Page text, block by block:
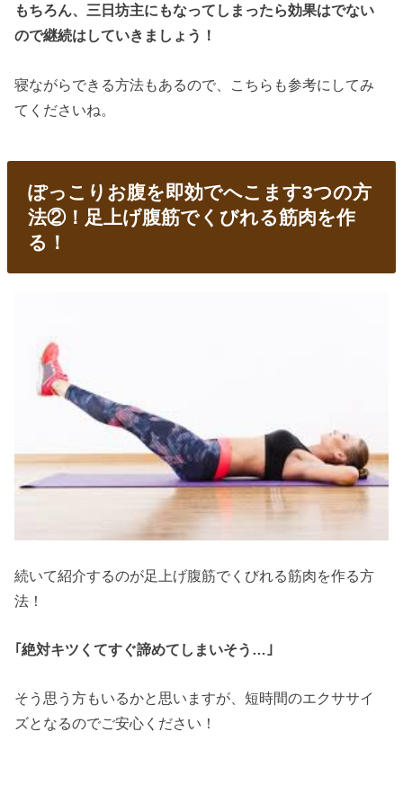
もちろん、三日坊主にもなってしまったら効果はでない
ので継続はしていきましょう！
寝ながらできる方法もあるので、こちらも参考にしてみ
てくださいね。
ぽっこりお腹を即効でへこます3つの方
法②！足上げ腹筋でくびれる筋肉を作
る！
続いて紹介するのが足上げ腹筋でくびれる筋肉を作る方
法！
｢絶対キツくてすぐ諦めてしまいそう…｣
そう思う方もいるかと思いますが、短時間のエクササイ
ズとなるのでご安心ください！